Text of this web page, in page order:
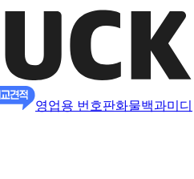
영업용 번호판화물백과미디